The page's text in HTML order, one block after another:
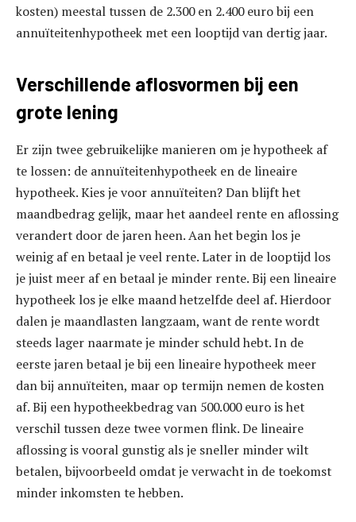
kosten) meestal tussen de 2.300 en 2.400 euro bij een
annuïteitenhypotheek met een looptijd van dertig jaar.
Verschillende aflosvormen bij een
grote lening
Er zijn twee gebruikelijke manieren om je hypotheek af
te lossen: de annuïteitenhypotheek en de lineaire
hypotheek. Kies je voor annuïteiten? Dan blijft het
maandbedrag gelijk, maar het aandeel rente en aflossing
verandert door de jaren heen. Aan het begin los je
weinig af en betaal je veel rente. Later in de looptijd los
je juist meer af en betaal je minder rente. Bij een lineaire
hypotheek los je elke maand hetzelfde deel af. Hierdoor
dalen je maandlasten langzaam, want de rente wordt
steeds lager naarmate je minder schuld hebt. In de
eerste jaren betaal je bij een lineaire hypotheek meer
dan bij annuïteiten, maar op termijn nemen de kosten
af. Bij een hypotheekbedrag van 500.000 euro is het
verschil tussen deze twee vormen flink. De lineaire
aflossing is vooral gunstig als je sneller minder wilt
betalen, bijvoorbeeld omdat je verwacht in de toekomst
minder inkomsten te hebben.